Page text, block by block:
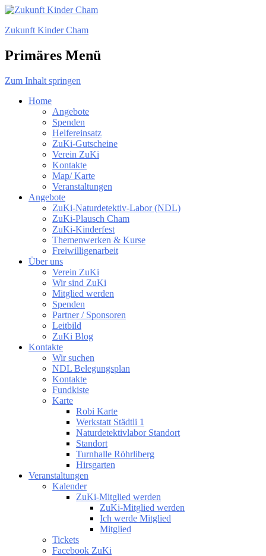
Zukunft Kinder Cham
Primäres Menü
Zum Inhalt springen
Home
Angebote
Spenden
Helfereinsatz
ZuKi-Gutscheine
Verein ZuKi
Kontakte
Map/ Karte
Veranstaltungen
Angebote
ZuKi-Naturdetektiv-Labor (NDL)
ZuKi-Plausch Cham
ZuKi-Kinderfest
Themenwerken & Kurse
Freiwilligenarbeit
Über uns
Verein ZuKi
Wir sind ZuKi
Mitglied werden
Spenden
Partner / Sponsoren
Leitbild
ZuKi Blog
Kontakte
Wir suchen
NDL Belegungsplan
Kontakte
Fundkiste
Karte
Robi Karte
Werkstatt Städtli 1
Naturdetektivlabor Standort
Standort
Turnhalle Röhrliberg
Hirsgarten
Veranstaltungen
Kalender
ZuKi-Mitglied werden
ZuKi-Mitglied werden
Ich werde Mitglied
Mitglied
Tickets
Facebook ZuKi